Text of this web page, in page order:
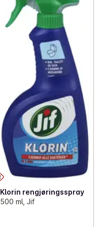
Klorin rengjøringsspray
500 ml, Jif